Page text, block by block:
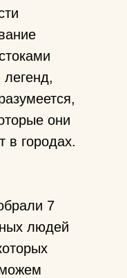
они
в городах.
7
людей